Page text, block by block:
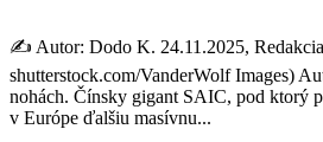
✍️ Autor: Dodo K. 24.11.2025,
shutterstock.com/VanderWolf Images)
nohách. Čínsky gigant SAIC, pod ktorý
v Európe ďalšiu masívnu...